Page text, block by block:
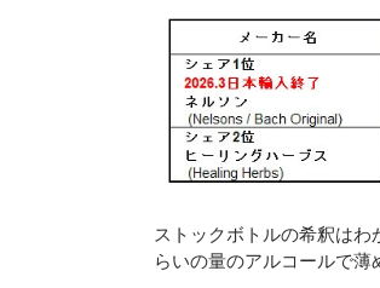
ストックボトルの希釈はわ
らいの量のアルコールで薄